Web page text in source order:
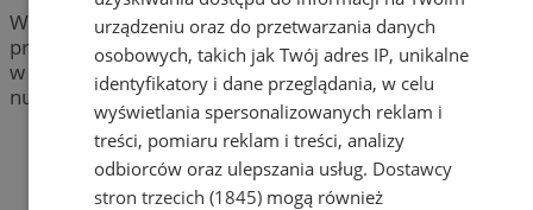
W celu ułatwienia organizacji spotkań z Prezydentem
prosimy o wcześniejsze umówienie się
w sekretariacie osobiście lub telefonicznie pod
numerem: 32 434 82 20.
urządzeniu oraz do przetwarzania danych
osobowych, takich jak Twój adres IP, unikalne
identyfikatory i dane przeglądania, w celu
wyświetlania spersonalizowanych reklam i
treści, pomiaru reklam i treści, analizy
odbiorców oraz ulepszania usług. Dostawcy
stron trzecich (1845) mogą również